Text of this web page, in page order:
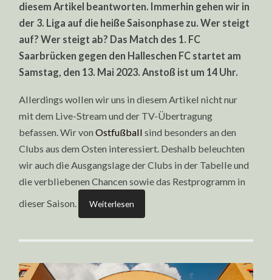
UND
STREAM:
TIPPS
ZUM
13.05.2023
diesem Artikel beantworten. Immerhin gehen wir in
der 3. Liga auf die heiße Saisonphase zu. Wer steigt
auf? Wer steigt ab? Das Match des 1. FC
Saarbrücken gegen den Halleschen FC startet am
Samstag, den 13. Mai 2023. Anstoß ist um 14 Uhr.
Allerdings wollen wir uns in diesem Artikel nicht nur
mit dem Live-Stream und der TV-Übertragung
befassen. Wir vonOstfußball sind besonders an den
Clubs aus dem Osten interessiert. Deshalb beleuchten
wir auch die Ausgangslage der Clubs in der Tabelle und
die verbliebenen Chancen sowie das Restprogramm in
dieser Saison.
Weiterlesen